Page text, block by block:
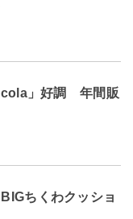
cola」好調 年間販
ちくわクッショ